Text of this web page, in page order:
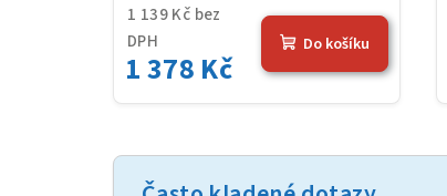
1 139 Kč bez
DPH
1 378 Kč
Do košíku